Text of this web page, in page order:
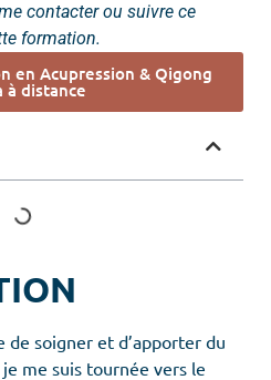
contacter ou suivre ce
formation.
en Acupression & Qigong
à distance
de soigner et d’apporter du
me suis tournée vers le